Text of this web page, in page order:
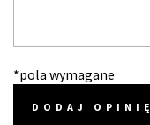
*pola wymagane
DODAJ OPINIĘ